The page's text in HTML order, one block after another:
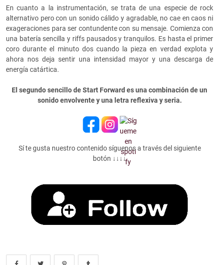
En cuanto a la instrumentación, se trata de una especie de rock
alternativo pero con un sonido cálido y agradable, no cae en caos ni
exageraciones para ser contundente con su mensaje. Comienza con
una batería sencilla y riffs pausados y tranquilos. Es hasta el primer
coro durante el minuto dos cuando la pieza en verdad explota y
ahora nos deja sentir una intensidad mayor y una descarga de
energía catártica.
El segundo sencillo de Start Forward es una combinación de un
sonido envolvente y una letra reflexiva y seria.
Sí te gusta nuestro contenido síguenos a través del siguiente
botón ↓↓↓↓